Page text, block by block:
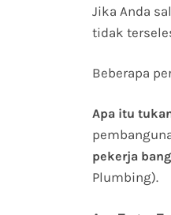
Jika Anda
tidak
Beberapa
Apa itu
pekerja
Plumbing).